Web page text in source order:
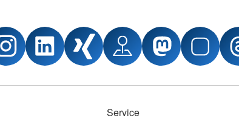
Service